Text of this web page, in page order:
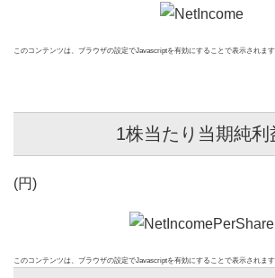
このコンテンツは、ブラウザの設定でJavascriptを有効にすることで表示されます
1株当たり当期純利
(円)
このコンテンツは、ブラウザの設定でJavascriptを有効にすることで表示されます